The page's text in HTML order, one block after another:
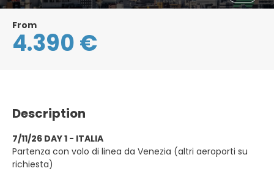
From
4.390 €
Description
7/11/26 DAY 1 - ITALIA
Partenza con volo di linea da Venezia (altri aeroporti su
richiesta)